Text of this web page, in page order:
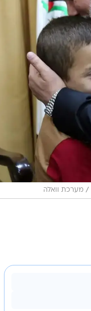
/ מערכת וואלה